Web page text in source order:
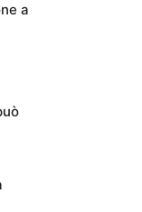
a